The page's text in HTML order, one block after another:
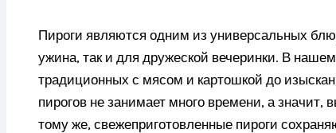
Пироги являются одним из универсальных
ужина, так и для дружеской вечеринки. В
традиционных с мясом и картошкой до
пирогов не занимает много времени, а
тому же, свежеприготовленные пироги